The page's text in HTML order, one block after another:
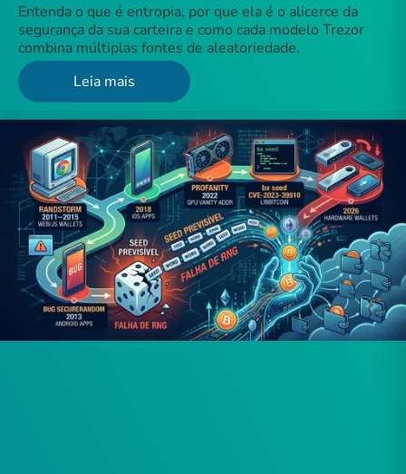
Entenda o que é entropia, por que ela é o alicerce da
segurança da sua carteira e como cada modelo Trezor
combina múltiplas fontes de aleatoriedade.
Leia mais